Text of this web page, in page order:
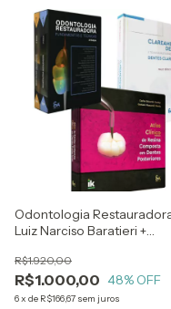
Odontologia
Luiz Narciso Baratieri +
Sérgio Quagliatto + Atlas
Clínico De Resina
Carlos Eduardo Godoy
R$1.000,00
R$1.920,00
48% OFF
6x de R$166,67 sem juros